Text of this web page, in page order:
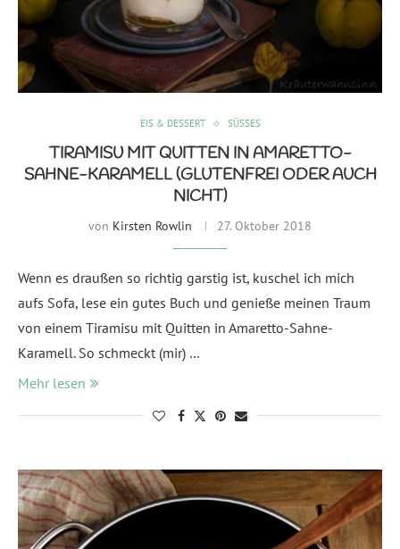
EIS & DESSERT SÜSSES
TIRAMISU MIT QUITTEN IN AMARETTO-
SAHNE-KARAMELL (GLUTENFREI ODER AUCH
NICHT)
von Kirsten Rowlin 27. Oktober 2018
Wenn es draußen so richtig garstig ist, kuschel ich mich
aufs Sofa, lese ein gutes Buch und genieße meinen Traum
von einem Tiramisu mit Quitten in Amaretto-Sahne-
Karamell. So schmeckt (mir) …
Mehr lesen